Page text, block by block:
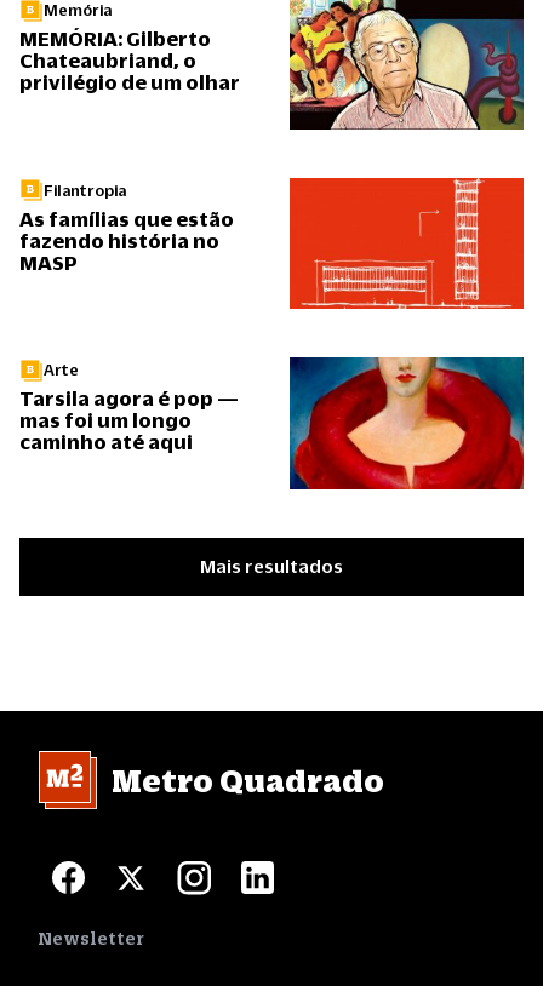
Memória
MEMÓRIA: Gilberto
Chateaubriand, o
privilégio de um olhar
Filantropia
As famílias que estão
fazendo história no
MASP
Arte
Tarsila agora é pop —
mas foi um longo
caminho até aqui
Mais resultados
Metro Quadrado
Newsletter